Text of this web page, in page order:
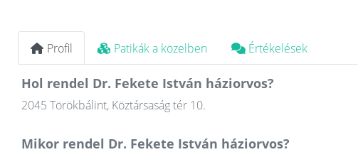
Profil Patikák a közelben Értékelések
Hol rendel Dr. Fekete István háziorvos?
2045 Törökbálint, Köztársaság tér 10.
Mikor rendel Dr. Fekete István háziorvos?